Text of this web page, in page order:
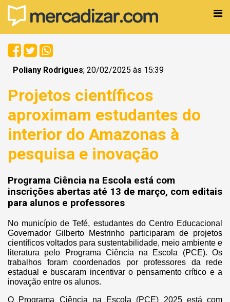
Poliany Rodrigues; 20/02/2025 às 15:39
Projetos científicos
aproximam estudantes do
interior do Amazonas à
pesquisa e inovação
Programa Ciência na Escola está com
inscrições abertas até 13 de março, com editais
para alunos e professores
No município de Tefé, estudantes do Centro Educacional
Governador Gilberto Mestrinho participaram de projetos
científicos voltados para sustentabilidade, meio ambiente e
literatura pelo Programa Ciência na Escola (PCE). Os
trabalhos foram coordenados por professores da rede
estadual e buscaram incentivar o pensamento crítico e a
inovação entre os alunos.
O Programa Ciência na Escola (PCE) 2025 está com